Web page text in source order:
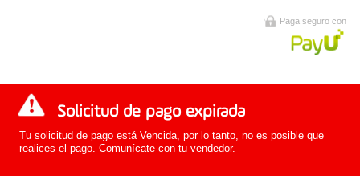
Paga seguro con
Solicitud de pago expirada
Tu solicitud de pago está Vencida, por lo tanto, no es posible que
realices el pago. Comunícate con tu vendedor.